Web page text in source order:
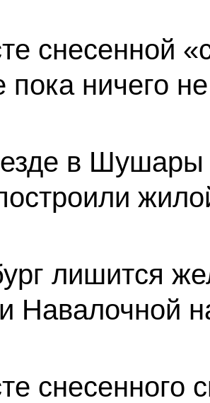
снесенной
пока ничего
в Шушары
лишится
Навалочной
снесенного